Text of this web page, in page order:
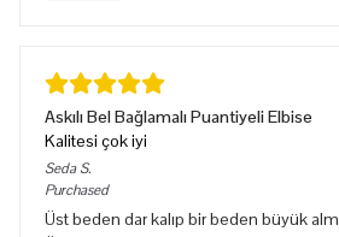
Askılı Bel Bağlamalı Puantiyeli Elbise
Kalitesi çok iyi
Seda S.
Purchased
Üst beden dar kalıp bir beden büyük